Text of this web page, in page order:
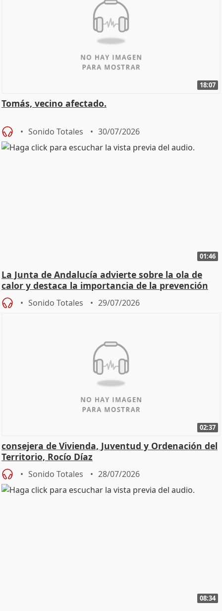
18:07
Tomás, vecino afectado.
Sonido Totales 30/07/2026
01:46
La Junta de Andalucía advierte sobre la ola de
calor y destaca la importancia de la prevención
Sonido Totales 29/07/2026
02:37
consejera de Vivienda, Juventud y Ordenación del
Territorio, Rocío Díaz
Sonido Totales 28/07/2026
08:34